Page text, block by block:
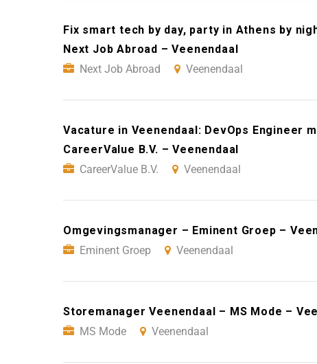
Fix smart tech by day, party in Athens by
Next Job Abroad – Veenendaal
Next Job Abroad
Veenendaal
Vacature in Veenendaal: DevOps Engineer
CareerValue B.V. – Veenendaal
CareerValue B.V.
Veenendaal
Omgevingsmanager – Eminent Groep –
Eminent Groep
Veenendaal
Storemanager Veenendaal – MS Mode –
MS Mode
Veenendaal